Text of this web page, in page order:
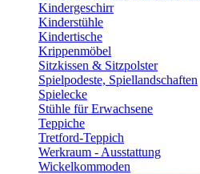
Kindergeschirr
Kinderstühle
Kindertische
Krippenmöbel
Sitzkissen & Sitzpolster
Spielpodeste, Spiellandschaften
Spielecke
Stühle für Erwachsene
Teppiche
Tretford-Teppich
Werkraum - Ausstattung
Wickelkommoden